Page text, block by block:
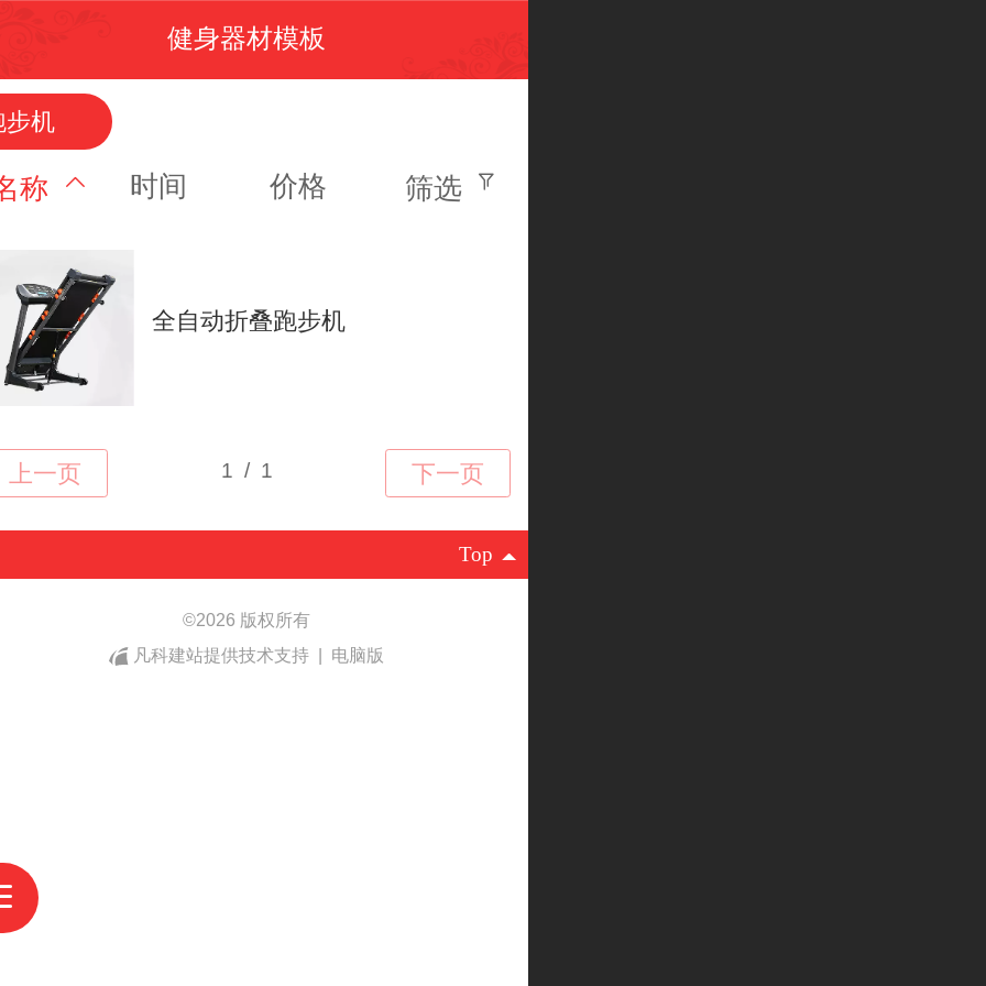
健身器材模板
步机
称 时间 价格 筛选
全自动折叠跑步机
Top
©2026 版权所有
凡科建站提供技术支持
电脑版